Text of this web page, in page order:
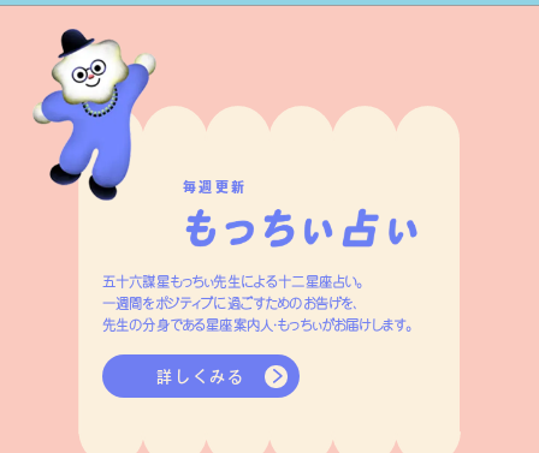
毎週更新
五十六謀星もっちぃ先生による十二星座占い。
一週間をポジティブに過ごすためのお告げを、
先生の分身である星座案内人・もっちぃがお届けします。
詳しくみる